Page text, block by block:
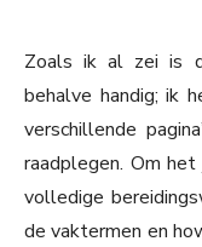
Zoals ik al zei is
behalve handig; ik
verschillende
raadplegen. Om
volledige
de vaktermen en